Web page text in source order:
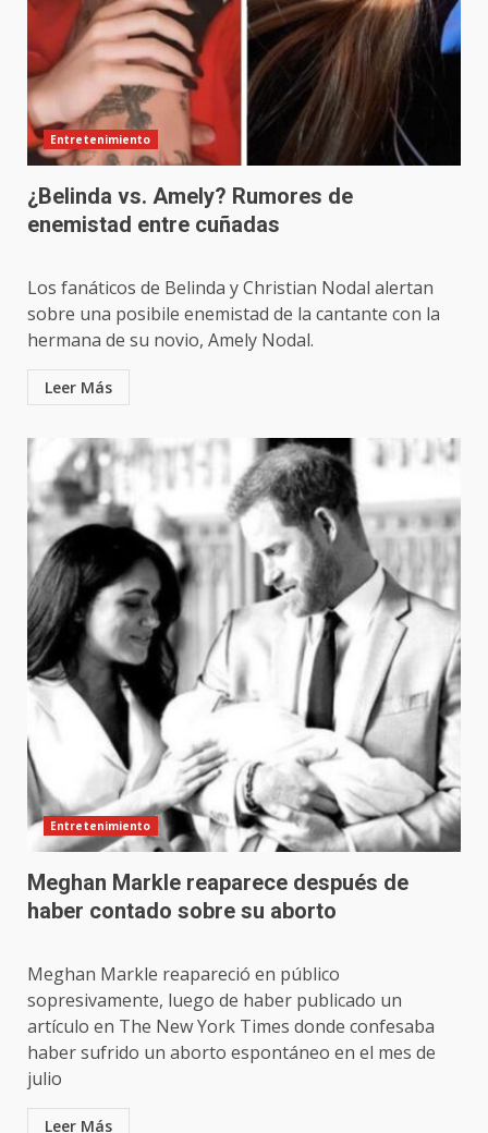
Entretenimiento
¿Belinda vs. Amely? Rumores de
enemistad entre cuñadas
Los fanáticos de Belinda y Christian Nodal alertan
sobre una posibile enemistad de la cantante con la
hermana de su novio, Amely Nodal.
Leer Más
Entretenimiento
Meghan Markle reaparece después de
haber contado sobre su aborto
Meghan Markle reapareció en público
sopresivamente, luego de haber publicado un
artículo en The New York Times donde confesaba
haber sufrido un aborto espontáneo en el mes de
julio
Leer Más